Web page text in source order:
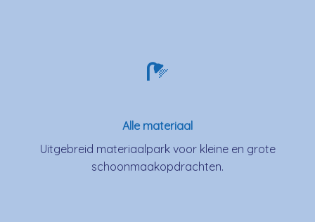
Alle materiaal
Uitgebreid materiaalpark voor kleine en grote
schoonmaakopdrachten.